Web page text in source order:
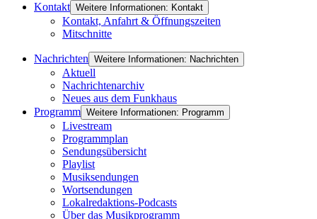
Kontakt Weitere Informationen: Kontakt
Kontakt, Anfahrt & Öffnungszeiten
Mitschnitte
Nachrichten Weitere Informationen: Nachrichten
Aktuell
Nachrichtenarchiv
Neues aus dem Funkhaus
Programm Weitere Informationen: Programm
Livestream
Programmplan
Sendungsübersicht
Playlist
Musiksendungen
Wortsendungen
Lokalredaktions-Podcasts
Über das Musikprogramm